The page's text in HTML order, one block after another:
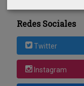
Redes Sociales
Twitter
Instagram